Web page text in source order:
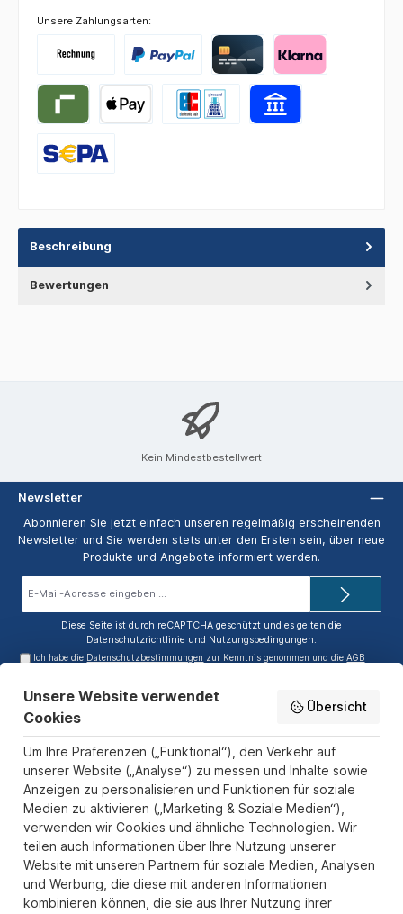
Unsere Zahlungsarten:
Beschreibung
Bewertungen
Kein Mindestbestellwert
Newsletter
Abonnieren Sie jetzt einfach unseren regelmäßig erscheinenden
Newsletter und Sie werden stets unter den Ersten sein, über neue
Produkte und Angebote informiert werden.
Diese Seite ist durch reCAPTCHA geschützt und es gelten die
Datenschutzrichtlinie und Nutzungsbedingungen.
Ich habe die Datenschutzbestimmungen zur Kenntnis genommen und dieAGB
Service-Hotline
Informationen
Zahlungs- und Versandarten
Sicher Einkaufen
Über uns
Der Pokal & Vereinsbedarf Onlineshop PokalExpress in Marl ist
Ihr Spezialist für Pokale, Medaillen und Trophäen aus Glas und
Resin, mit einem Fokus auf Säulenpokalen. Unser herausragender
Kundenservice zeichnet sich durch Schnelligkeit und
Unsere Website verwendet
Cookies
Übersicht
Um Ihre Präferenzen („Funktional“), den Verkehr auf
unserer Website („Analyse“) zu messen und Inhalte sowie
Anzeigen zu personalisieren und Funktionen für soziale
Medien zu aktivieren („Marketing & Soziale Medien“),
verwenden wir Cookies und ähnliche Technologien. Wir
teilen auch Informationen über Ihre Nutzung unserer
Website mit unseren Partnern für soziale Medien, Analysen
und Werbung, die diese mit anderen Informationen
kombinieren können, die sie aus Ihrer Nutzung ihrer